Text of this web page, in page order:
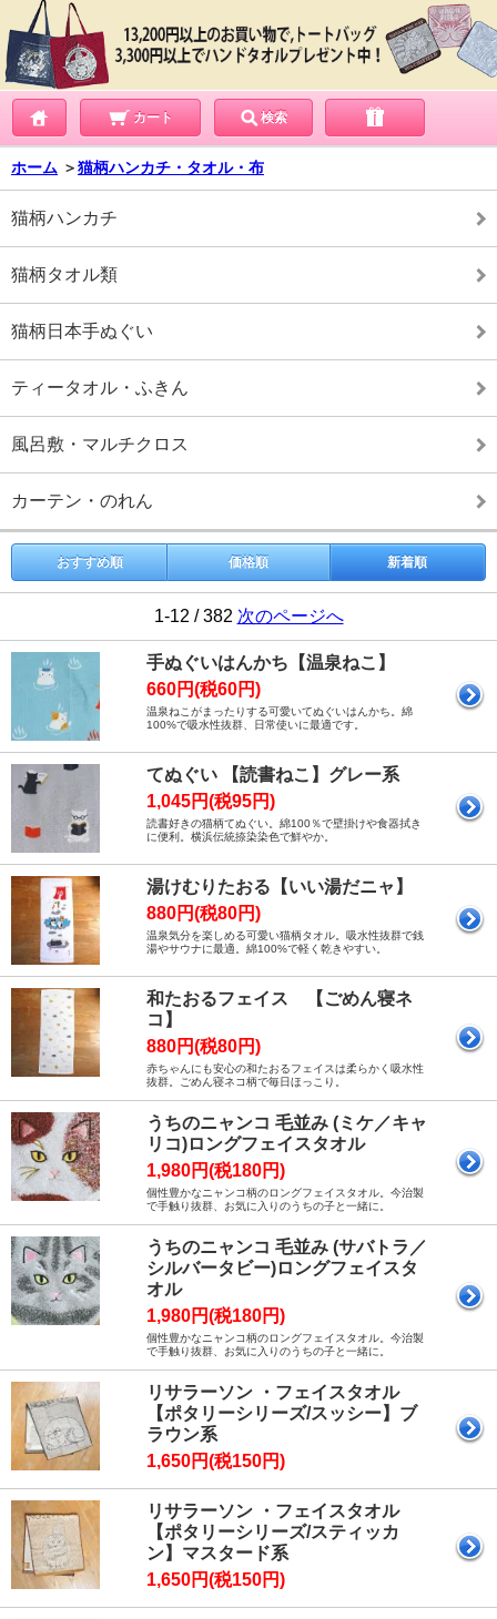
カート 検索
ホーム ＞猫柄ハンカチ・タオル・布
猫柄ハンカチ
猫柄タオル類
猫柄日本手ぬぐい
ティータオル・ふきん
風呂敷・マルチクロス
カーテン・のれん
おすすめ順 価格順 新着順
1-12 / 382 次のページへ
手ぬぐいはんかち【温泉ねこ】
660円(税60円)
温泉ねこがまったりする可愛いてぬぐいはんかち。綿
100%で吸水性抜群、日常使いに最適です。
てぬぐい 【読書ねこ】グレー系
1,045円(税95円)
読書好きの猫柄てぬぐい。綿100％で壁掛けや食器拭き
に便利。横浜伝統捺染染色で鮮やか。
湯けむりたおる【いい湯だニャ】
880円(税80円)
温泉気分を楽しめる可愛い猫柄タオル。吸水性抜群で銭
湯やサウナに最適。綿100%で軽く乾きやすい。
和たおるフェイス 【ごめん寝ネ
コ】
880円(税80円)
赤ちゃんにも安心の和たおるフェイスは柔らかく吸水性
抜群。ごめん寝ネコ柄で毎日ほっこり。
うちのニャンコ 毛並み (ミケ／キャ
リコ)ロングフェイスタオル
1,980円(税180円)
個性豊かなニャンコ柄のロングフェイスタオル。今治製
で手触り抜群、お気に入りのうちの子と一緒に。
うちのニャンコ 毛並み (サバトラ／
シルバータビー)ロングフェイスタ
オル
1,980円(税180円)
個性豊かなニャンコ柄のロングフェイスタオル。今治製
で手触り抜群、お気に入りのうちの子と一緒に。
リサラーソン ・フェイスタオル
【ポタリーシリーズ/スッシー】ブ
ラウン系
1,650円(税150円)
リサラーソン ・フェイスタオル
【ポタリーシリーズ/スティッカ
ン】マスタード系
1,650円(税150円)